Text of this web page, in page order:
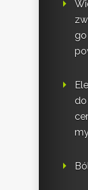
go
do